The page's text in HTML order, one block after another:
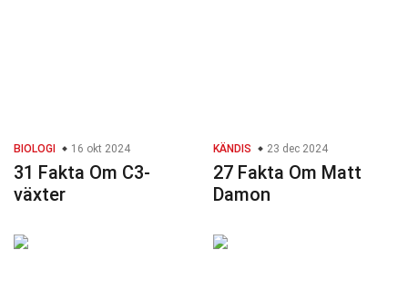
BIOLOGI 16 okt 2024
31 Fakta Om C3-
växter
KÄNDIS 23 dec 2024
27 Fakta Om Matt
Damon